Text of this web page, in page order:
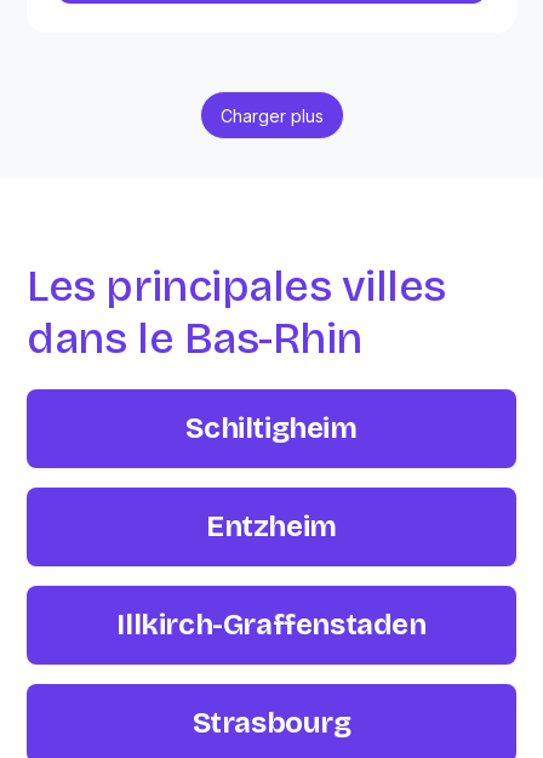
Charger plus
Les principales villes
dans le Bas-Rhin
Schiltigheim
Entzheim
Illkirch-Graffenstaden
Strasbourg